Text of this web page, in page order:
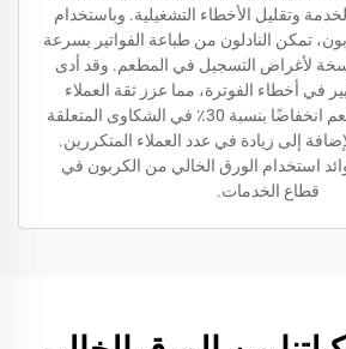
وتقليل الأخطاء التشغيلية. وباستخدام
تمكن النادلون من طباعة الفواتير بسرعة
لأغراض التسجيل في المطعم. وقد أدى
في أخطاء الفوترة، مما عزز ثقة العملاء
ورضاهم. ولاحظ المطعم انخفاضًا بنسبة 30٪ في الشكاوى المتعلقة
إلى زيادة في عدد العملاء المتكررين.
استخدام الورق الخالي من الكربون في
قطاع الخدمات.